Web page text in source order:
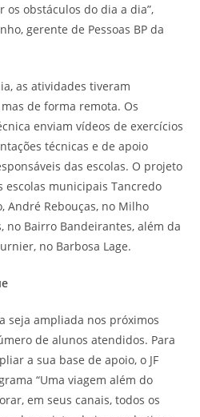
obstáculos do dia a dia”,
gerente de Pessoas BP da
as atividades tiveram
de forma remota. Os
enviam vídeos de exercícios
técnicas e de apoio
das escolas. O projeto
escolas municipais Tancredo
André Rebouças, no Milho
no Bairro Bandeirantes, além da
no Barbosa Lage.
seja ampliada nos próximos
de alunos atendidos. Para
a sua base de apoio, o JF
“Uma viagem além do
em seus canais, todos os